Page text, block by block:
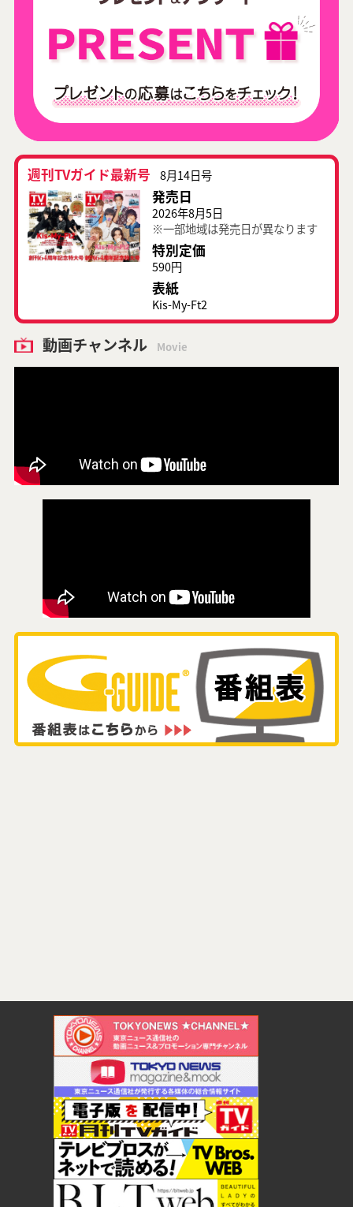
週刊TVガイド最新号 8月14日号
発売日
2026年8月5日
※一部地域は発売日が異なります
特別定価
590円
表紙
Kis-My-Ft2
動画チャンネル Movie